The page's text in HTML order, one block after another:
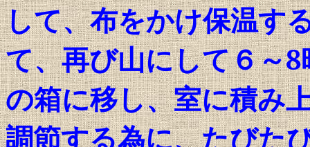
して、布をかけ保温す
て、再び山にして６～8
の箱に移し、室に積み
調節する為に、たびた